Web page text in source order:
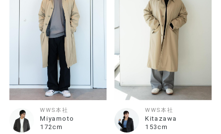
WWS本社
Miyamoto
172cm
WWS本社
Kitazawa
153cm